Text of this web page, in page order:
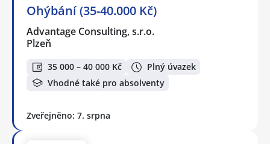
Ohýbání (35-40.000 Kč)
Advantage Consulting, s.r.o.
Plzeň
35 000 – 40 000 Kč
Plný úvazek
Vhodné také pro absolventy
Zveřejněno: 7. srpna